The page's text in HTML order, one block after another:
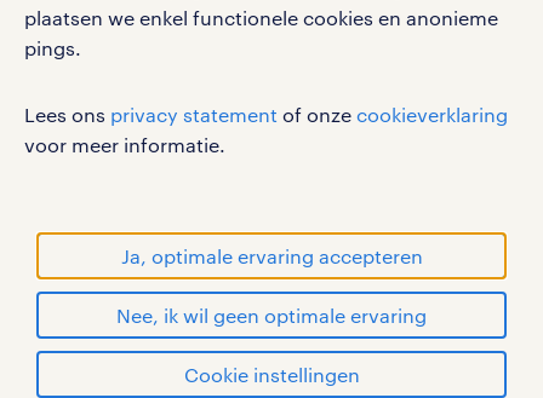
plaatsen we enkel functionele cookies en anonieme
pings.
Lees ons privacy statement of onze cookieverklaring
voor meer informatie.
Ja, optimale ervaring accepteren
Nee, ik wil geen optimale ervaring
Cookie instellingen
disclaimer
sitemap
RANDSTAD, HUMAN FORWARD en SHAPING THE
WORLD OF WORK zijn geregistreerde